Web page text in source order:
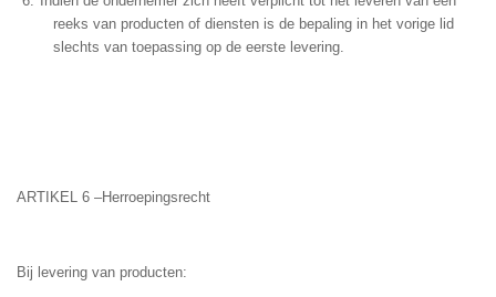
reeks van producten of diensten is de bepaling in het vorige lid
slechts van toepassing op de eerste levering.
ARTIKEL 6 –Herroepingsrecht
Bij levering van producten: